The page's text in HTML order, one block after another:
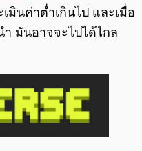
มินค่าต่ำเกินไป และเมื่อ
มันอาจจะไปได้ไกล